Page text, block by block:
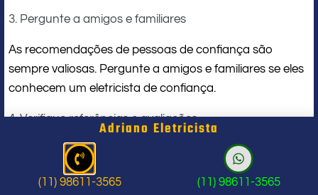
3. Pergunte a amigos e familiares
As recomendações de pessoas de confiança são
sempre valiosas. Pergunte a amigos e familiares se eles
conhecem um eletricista de confiança.
4. Verifique referências e avaliações
Antes de contratar um eletricista, peça referências e
busque avaliações online. Isso ajudará a garantir que
você esteja escolhendo um profissional com boa
Adriano Eletricista
(11) 98611-3565 (11) 98611-3565